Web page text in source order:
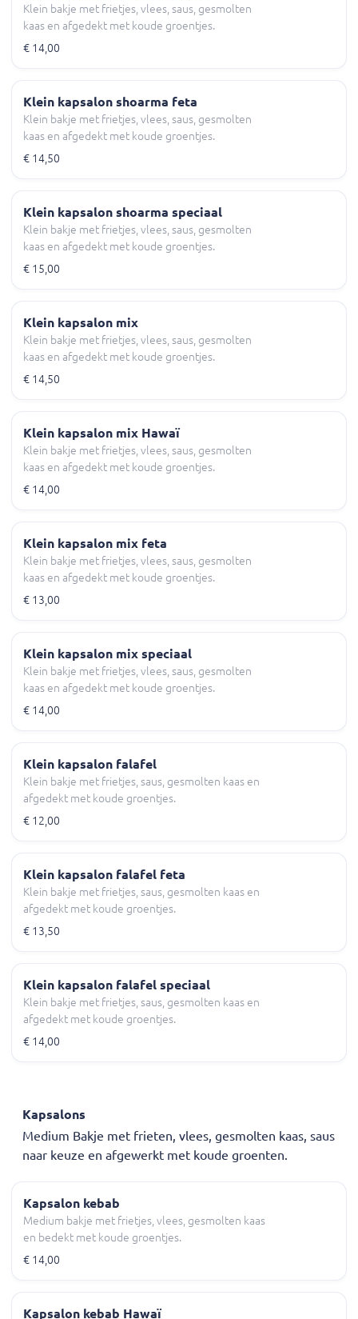
Klein bakje met frietjes, vlees, saus, gesmolten
kaas en afgedekt met koude groentjes.
€ 14,00
Klein kapsalon shoarma feta
Klein bakje met frietjes, vlees, saus, gesmolten
kaas en afgedekt met koude groentjes.
€ 14,50
Klein kapsalon shoarma speciaal
Klein bakje met frietjes, vlees, saus, gesmolten
kaas en afgedekt met koude groentjes.
€ 15,00
Klein kapsalon mix
Klein bakje met frietjes, vlees, saus, gesmolten
kaas en afgedekt met koude groentjes.
€ 14,50
Klein kapsalon mix Hawaï
Klein bakje met frietjes, vlees, saus, gesmolten
kaas en afgedekt met koude groentjes.
€ 14,00
Klein kapsalon mix feta
Klein bakje met frietjes, vlees, saus, gesmolten
kaas en afgedekt met koude groentjes.
€ 13,00
Klein kapsalon mix speciaal
Klein bakje met frietjes, vlees, saus, gesmolten
kaas en afgedekt met koude groentjes.
€ 14,00
Klein kapsalon falafel
Klein bakje met frietjes, saus, gesmolten kaas en
afgedekt met koude groentjes.
€ 12,00
Klein kapsalon falafel feta
Klein bakje met frietjes, saus, gesmolten kaas en
afgedekt met koude groentjes.
€ 13,50
Klein kapsalon falafel speciaal
Klein bakje met frietjes, saus, gesmolten kaas en
afgedekt met koude groentjes.
€ 14,00
Kapsalons
Medium Bakje met frieten, vlees, gesmolten kaas, saus
naar keuze en afgewerkt met koude groenten.
Kapsalon kebab
Medium bakje met frietjes, vlees, gesmolten kaas
en bedekt met koude groentjes.
€ 14,00
Kapsalon kebab Hawaï